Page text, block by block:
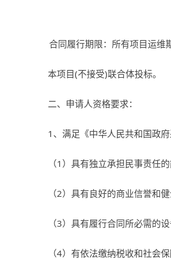
合同履行期限：所有项目运维
本项目(不接受)联合体投标。
二、申请人资格要求：
1、满足《中华人民共和国政
（1 ）具有独立承担民事责任的
（2）具有良好的商业信誉和健
（3）具有履行合同所必需的设
（4）有依法缴纳税收和社会保